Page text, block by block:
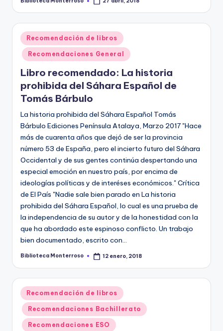
Publicado
Publicado
en
Recomendación de libros
Recomendaciones General
Libro recomendado: La historia
prohibida del Sáhara Español de
Tomás Bárbulo
La historia prohibida del Sáhara Español Tomás
Bárbulo Ediciones Península Atalaya, Marzo 2017 "Hace
más de cuarenta años que dejó de ser la provincia
número 53 de España, pero el incierto futuro del Sáhara
Occidental y de sus gentes continúa despertando una
especial emoción en nuestro país, por encima de
ideologías políticas y de interéses económicos." Crítica
de El País "Nadie sale bien parado en La historia
prohibida del Sáhara Español, lo cual es una prueba de
la independencia de su autor y de la honestidad con la
que ha abordado este espinoso conflicto. Un trabajo
bien documentado, escrito con…
Publicado
Biblioteca Monterroso 12 enero, 2018
Publicado
en
Recomendación de libros
Recomendaciones Bachillerato
Recomendaciones ESO